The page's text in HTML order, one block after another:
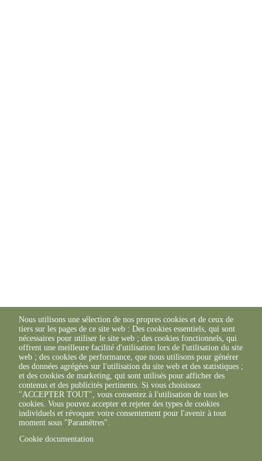
Nous utilisons une sélection de nos propres cookies et de ceux de
tiers sur les pages de ce site web : Des cookies essentiels, qui sont
nécessaires pour utiliser le site web ; des cookies fonctionnels, qui
offrent une meilleure facilité d'utilisation lors de l'utilisation du site
web ; des cookies de performance, que nous utilisons pour générer
des données agrégées sur l'utilisation du site web et des statistiques ;
et des cookies de marketing, qui sont utilisés pour afficher des
contenus et des publicités pertinents. Si vous choisissez
"ACCEPTER TOUT", vous consentez à l'utilisation de tous les
cookies. Vous pouvez accepter et rejeter des types de cookies
individuels et révoquer votre consentement pour l'avenir à tout
moment sous "Paramètres".
Cookie documentation